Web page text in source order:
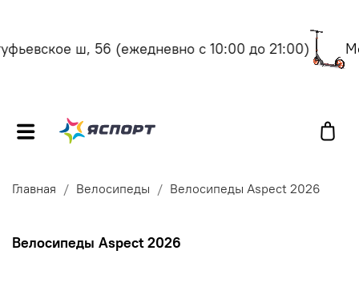
ш, 56(ежедневно с 10:00 до 21:00)
Главная Велосипеды Велосипеды Aspect 2026
Велосипеды Aspect 2026